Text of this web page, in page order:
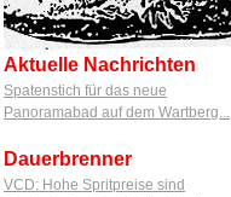
Aktuelle Nachrichten
Spatenstich für das neue
Panoramabad auf dem Wartberg...
Dauerbrenner
VCD: Hohe Spritpreise sind